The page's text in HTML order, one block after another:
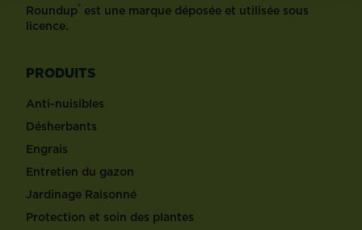
Roundup® est une marque déposée et utilisée sous
licence.
PRODUITS
Anti-nuisibles
Désherbants
Engrais
Entretien du gazon
Jardinage Raisonné
Protection et soin des plantes